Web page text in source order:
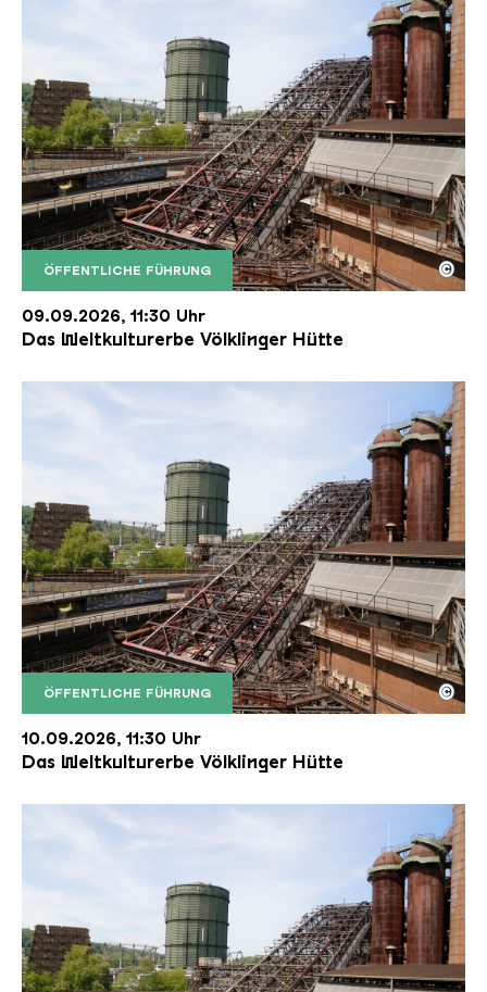
ÖFFENTLICHE FÜHRUNG
Der Erzschrägaufzug der Völklinger Hütte mit
Copyright: Weltkulturerbe Völklinger Hütte | Karl
©
09.09.2026, 11:30 Uhr
Das Weltkulturerbe Völklinger Hütte
ÖFFENTLICHE FÜHRUNG
Der Erzschrägaufzug der Völklinger Hütte mit
Copyright: Weltkulturerbe Völklinger Hütte | Karl
©
10.09.2026, 11:30 Uhr
Das Weltkulturerbe Völklinger Hütte